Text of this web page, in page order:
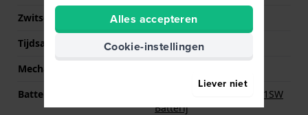
Zwitsers uurwerk
Nee
Tijdsaanduiding
Analoog
Mechanisme
Batterij
Renata R364 364 / SR621SW
Batterij
Alles accepteren
Cookie-instellingen
Liever niet